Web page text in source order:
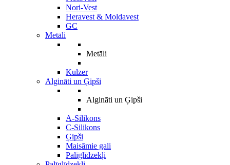
Nori-Vest
Heravest & Moldavest
GC
Metāli
Metāli
Kulzer
Algināti un Ģipši
Algināti un Ģipši
A-Silikons
C-Silikons
Ģipši
Maisāmie gali
Palīglīdzekļi